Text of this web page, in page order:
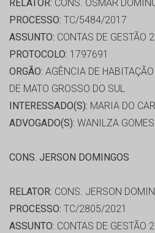
RELATOR: CONS. OSMAR
PROCESSO: TC/5484/2017
ASSUNTO: CONTAS DE GESTÃO
PROTOCOLO: 1797691
ORGÃO: AGÊNCIA DE
DE MATO GROSSO DO SUL
INTERESSADO(S): MARIA DO
ADVOGADO(S): WANILZA
CONS. JERSON DOMINGOS
RELATOR: CONS. JERSON
PROCESSO: TC/2805/2021
ASSUNTO: CONTAS DE GESTÃO